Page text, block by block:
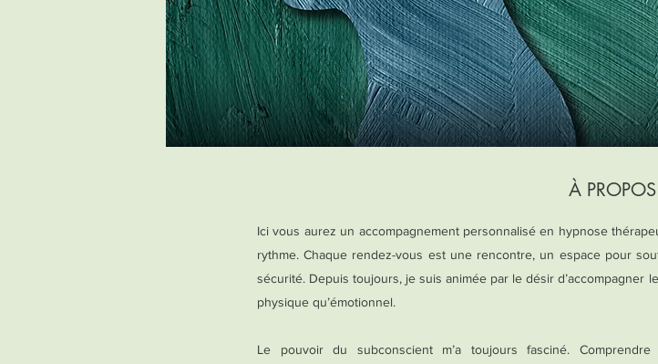
À PROPOS
Ici vous aurez un accompagnement personnalisé en hypnose
rythme. Chaque rendez-vous est une rencontre, un espace pour
sécurité. Depuis toujours, je suis animée par le désir d’accompagner
physique qu’émotionnel.
Le pouvoir du subconscient m’a toujours fasciné.